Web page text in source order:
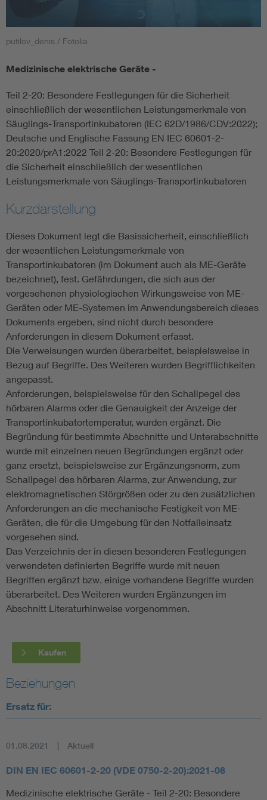
Smart Cities
Circular Economy für mehr Ressourceneffizienz
Cybersecurity in der Industrieautomatisierung
DIN VDE 0100 für sichere Elektroinstallationen
putilov_denis / Fotolia
Medizinische elektrische Geräte -
Teil 2-20: Besondere Festlegungen für die Sicherheit
einschließlich der wesentlichen Leistungsmerkmale von
Säuglings-Transportinkubatoren (IEC 62D/1986/CDV:2022);
Deutsche und Englische Fassung EN IEC 60601-2-
20:2020/prA1:2022 Teil 2-20: Besondere Festlegungen für
die Sicherheit einschließlich der wesentlichen
Leistungsmerkmale von Säuglings-Transportinkubatoren
Kurzdarstellung
Dieses Dokument legt die Basissicherheit, einschließlich
der wesentlichen Leistungsmerkmale von
Transportinkubatoren (im Dokument auch als ME-Geräte
bezeichnet), fest. Gefährdungen, die sich aus der
vorgesehenen physiologischen Wirkungsweise von ME-
Geräten oder ME-Systemen im Anwendungsbereich dieses
Dokuments ergeben, sind nicht durch besondere
Anforderungen in diesem Dokument erfasst.
Die Verweisungen wurden überarbeitet, beispielsweise in
Bezug auf Begriffe. Des Weiteren wurden Begrifflichkeiten
angepasst.
Anforderungen, beispielsweise für den Schallpegel des
hörbaren Alarms oder die Genauigkeit der Anzeige der
Transportinkubatortemperatur, wurden ergänzt. Die
Begründung für bestimmte Abschnitte und Unterabschnitte
wurde mit einzelnen neuen Begründungen ergänzt oder
ganz ersetzt, beispielsweise zur Ergänzungsnorm, zum
Schallpegel des hörbaren Alarms, zur Anwendung, zur
elektromagnetischen Störgrößen oder zu den zusätzlichen
Anforderungen an die mechanische Festigkeit von ME-
Geräten, die für die Umgebung für den Notfalleinsatz
vorgesehen sind.
Das Verzeichnis der in diesen besonderen Festlegungen
verwendeten definierten Begriffe wurde mit neuen
Begriffen ergänzt bzw. einige vorhandene Begriffe wurden
überarbeitet. Des Weiteren wurden Ergänzungen im
Abschnitt Literaturhinweise vorgenommen.
Kaufen
Beziehungen
Ersatz für:
01.08.2021 Aktuell
DIN EN IEC 60601-2-20 (VDE 0750-2-20):2021-08
Medizinische elektrische Geräte - Teil 2-20: Besondere